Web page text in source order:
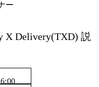
ー
X Delivery(TXD) 説